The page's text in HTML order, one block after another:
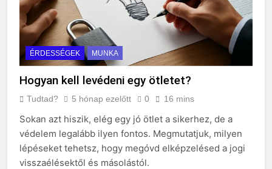
ÉRDESSÉGEK MUNKA
Hogyan kell levédeni egy ötletet?
Tudtad? 5 hónap ezelőtt 0 16 mins
Sokan azt hiszik, elég egy jó ötlet a sikerhez, de a
védelem legalább ilyen fontos. Megmutatjuk, milyen
lépéseket tehetsz, hogy megóvd elképzelésed a jogi
visszaélésektől és másolástól.